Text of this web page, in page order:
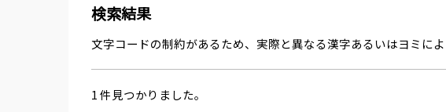
検索結果
文字コードの制約があるため、実際と異なる漢字あるいはヨミに
1 件見つかりました。